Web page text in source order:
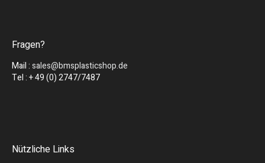
Fragen?
Mail :sales@bmsplasticshop.de
Tel : + 49 (0) 2747/7487
Nützliche Links